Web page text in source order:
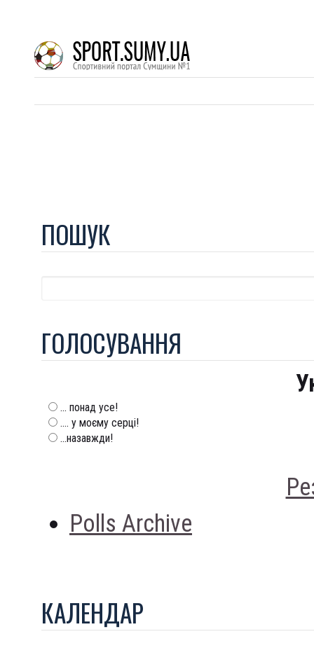
ПОШУК
ГОЛОСУВАННЯ
... понад усе!
.... у моєму серці!
...назавжди!
Polls Archive
КАЛЕНДАР